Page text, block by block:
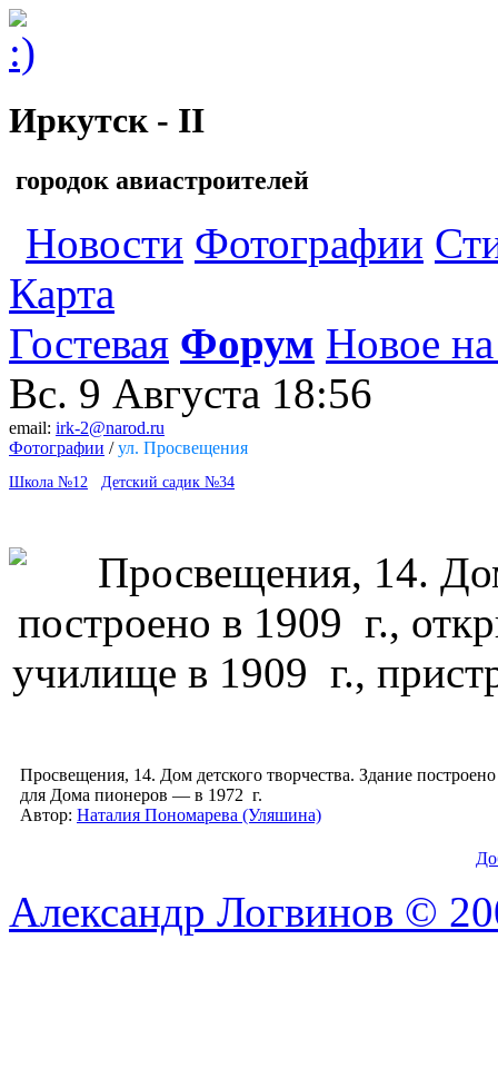
Иркутск - II
городок авиастроителей
Новости Фотографии
Карта
Гостевая Форум Новое на
Вс. 9 Августа 18:56
email: irk-2@narod.ru
Фотографии /ул. Просвещения
Школа №12 Детский садик №34
Просвещения, 14. Дом детского творчества. Здание
для Дома пионеров — в 1972 г.
Автор: Наталия Пономарева (Уляшина)
Александр Логвинов ©